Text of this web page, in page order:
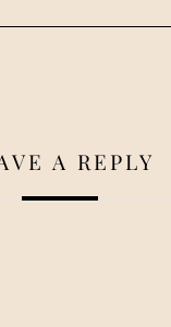
A REPLY